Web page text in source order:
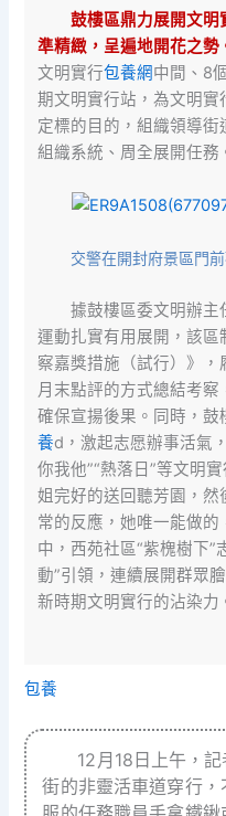
鼓樓區鼎力展開文明
準精緻，呈遍地開花之勢
文明實行包養網中間、8
期文明實行站，為文明實
定標的目的，組織領導
組織系統、周全展開任務
交警在開封府景區門
據鼓樓區委文明辦主
運動扎實有用展開，該
察嘉獎措施（試行）》，
月末點評的方式總結考察
確保宣揚後果。同時，
養d，激起志愿辦事活氣
你我他”“熱落日”等文明
姐完好的送回聽芳園，
常的反應，她唯一能做
中，西苑社區“紫槐樹下”
動”引領，連續展開群眾
新時期文明實行的沾染力
包養
12月18日上午，
街的非靈活車道穿行